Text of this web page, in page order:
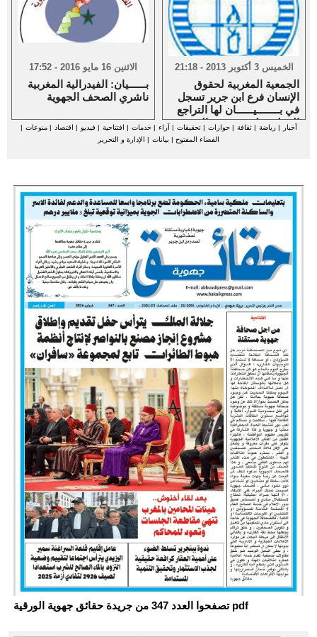
تصفحوا العدد 347 من جريدة حقائق جهوية الورقية pdf
الاثنين 16 مايو 2016 - 17:52
بــــــيان: الفيدرالية المغربية
ناشري الصحف الجهوية
الخميس 3 أكتوبر 2013 - 21:18
الجمعية المغربية لحقوق
الإنسان فرع ابن جرير تسجل
في بــــــــيــــــان لها التراجع
الخطير على مستوى الحقوق
الأساسية للمواطنين
أخبار |رياضة |ثقافة |حوارات |تحقيقات | آراء |خدمات | افتتاحية | فيديو | اقتصاد |منوعات |
الفضاء المفتوح | بيانات | الإدارة و التحرير